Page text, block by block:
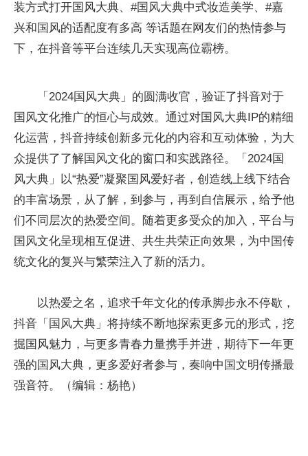
装方式打开国风大典、#国风大典中式妆造美学、#嘉
兴和国风的适配度有多高 等话题在网友们的热情参与
下，在抖音等平台连续几天实现高位霸榜。
「2024国风大典」的圆满收官，验证了抖音对于
国风文化推广的恒心与成效。通过对国风大典IP的精细
化运营，抖音持续创新多元化的内容和互动体验，为大
众提供了了解国风文化的窗口和实践路径。「2024国
风大典」以“热爱”凝聚国风爱好者，创造线上线下结合
的丰富场景，从了解，到参与，再到自信展示，给予他
们不同层次的热爱空间。随着更多受众的加入， 平台与
国风文化呈现相互促进、共生共荣正向效果，为中国传
统文化的复兴与繁荣注入了新的活力。
以热爱之名，追求千年文化的传承脚步永不停歇，
抖音「国风大典」将持续不断地探索更多元的形式，挖
掘国风魅力，与更多青春力量携手并进，期待下一年更
强的国风大典，更多爱好者参与，奏响中国文明传播最
强音符。（编辑：杨艳）